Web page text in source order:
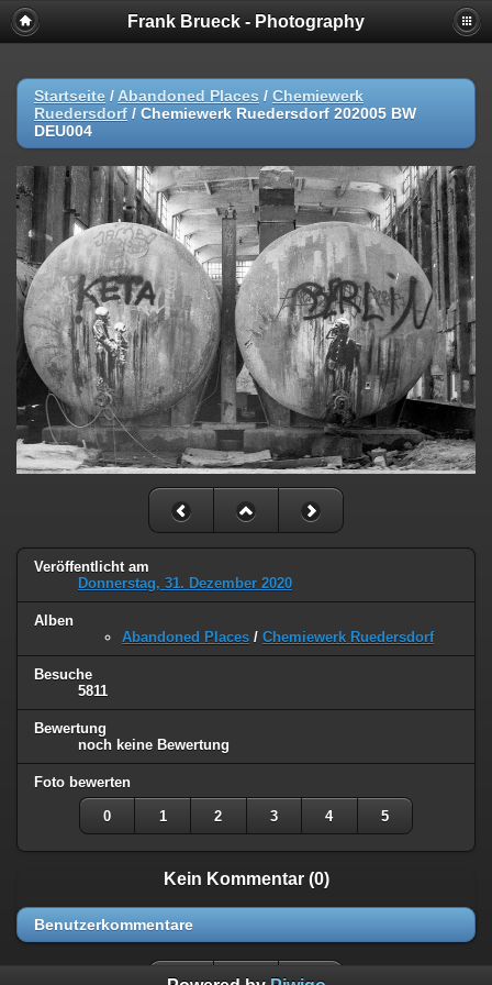
Frank Brueck - Photography
Startseite / Abandoned Places / Chemiewerk
Ruedersdorf / Chemiewerk Ruedersdorf 202005 BW
DEU004
Veröffentlicht am
Donnerstag, 31. Dezember 2020
Alben
Abandoned Places / Chemiewerk Ruedersdorf
Besuche
5811
Bewertung
noch keine Bewertung
Foto bewerten
0 1 2 3 4 5
Kein Kommentar (0)
Benutzerkommentare